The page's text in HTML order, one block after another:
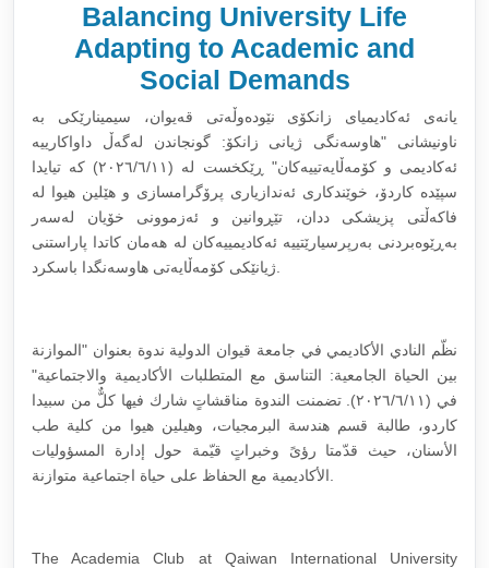
Balancing University Life
Adapting to Academic and
Social Demands
یانەی ئەکادیمیای زانکۆی نێودەوڵەتی قەیوان، سیمینارێکی بە
ناونیشانی "هاوسەنگی ژیانی زانکۆ: گونجاندن لەگەڵ داواکارییە
ئەکادیمی و کۆمەڵایەتییەکان" ڕێکخست لە (٢٠٢٦/٦/١١) کە تیایدا
سپێدە کاردۆ، خوێندکاری ئەندازیاری پرۆگرامسازی و هێلین هیوا لە
فاکەڵتی پزیشکی ددان، تێڕوانین و ئەزموونی خۆیان لەسەر
بەڕێوەبردنی بەرپرسیارێتییە ئەکادیمییەکان لە هەمان کاتدا پاراستنی
نظّم النادي الأكاديمي في جامعة قيوان الدولية ندوة بعنوان "الموازنة
بين الحياة الجامعية: التناسق مع المتطلبات الأكاديمية والاجتماعية"
في (٢٠٢٦/٦/١١). تضمنت الندوة مناقشاتٍ شارك فيها كلٌّ من سبيدا
كاردو، طالبة قسم هندسة البرمجيات، وهيلين هيوا من كلية طب
الأسنان، حيث قدّمتا رؤىً وخبراتٍ قيّمة حول إدارة المسؤوليات
The Academia Club at Qaiwan International University